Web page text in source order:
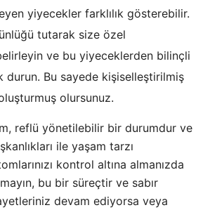
yiyecekler farklılık gösterebilir.
tutarak size özel
ve bu yiyeceklerden bilinçli
durun. Bu sayede kişiselleştirilmiş
olursunuz.
reflü yönetilebilir bir durumdur ve
ile yaşam tarzı
kontrol altına almanızda
bu bir süreçtir ve sabır
devam ediyorsa veya